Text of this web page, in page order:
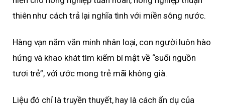
thiên như cách trả lại nghĩa tình với miền sông nước.
Hàng vạn năm văn minh nhân loại, con người luôn hào
hứng và khao khát tìm kiếm bí mật về “suối nguồn
tươi trẻ”, với ước mong trẻ mãi không già.
Liệu đó chỉ là truyền thuyết, hay là cách ẩn dụ của